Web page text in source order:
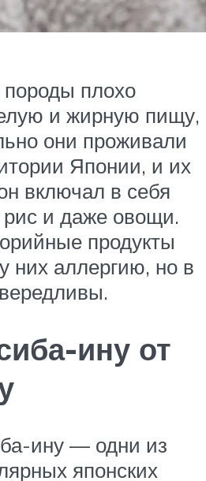
плохо
и жирную пищу,
они проживали
Японии, и их
включал в себя
и даже овощи.
продукты
них аллергию, но в
ину от
ину — одни из
японских